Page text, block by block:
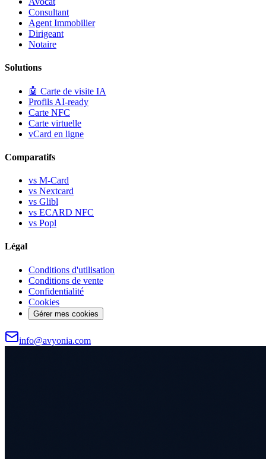
Consultant
Agent Immobilier
Dirigeant
Notaire
Solutions
🤖 Carte de visite IA
Profils AI-ready
Carte NFC
Carte virtuelle
vCard en ligne
Comparatifs
vs M-Card
vs Nextcard
vs Glibl
vs ECARD NFC
vs Popl
Légal
Conditions d'utilisation
Conditions de vente
Confidentialité
Cookies
Gérer mes cookies
info@avyonia.com